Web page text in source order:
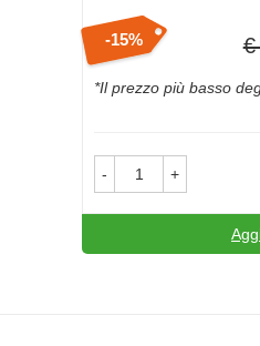
Sconto
del
15% €
*Il prezzo più basso
- +